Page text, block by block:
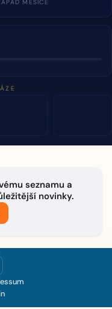
MĚSÍCE
seznamu a
novinky.